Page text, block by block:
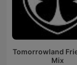
Tomorrowland
Mix